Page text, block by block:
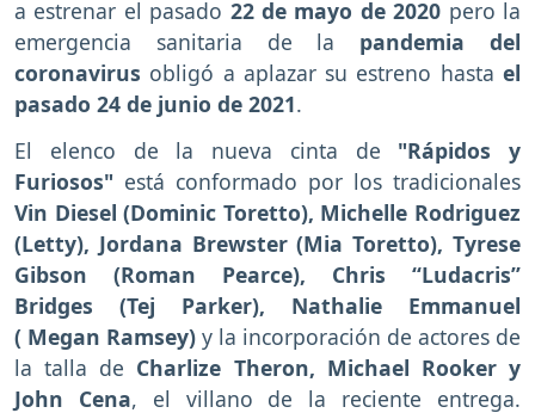
a estrenar el pasado 22 de mayo de 2020 pero la
emergencia sanitaria de la pandemia del
coronavirus obligó a aplazar su estreno hasta el
pasado 24 de junio de 2021.
El elenco de la nueva cinta de "Rápidos y
Furiosos" está conformado por los tradicionales
Vin Diesel (Dominic Toretto), Michelle Rodriguez
(Letty), Jordana Brewster (Mia Toretto), Tyrese
Gibson (Roman Pearce), Chris “Ludacris”
Bridges (Tej Parker), Nathalie Emmanuel
( Megan Ramsey) y la incorporación de actores de
la talla de Charlize Theron, Michael Rooker y
John Cena, el villano de la reciente entrega.